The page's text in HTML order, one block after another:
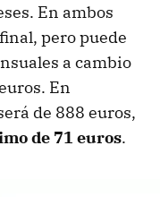
En ambos
pero puede
a cambio
En
de 888 euros,
de 71 euros.